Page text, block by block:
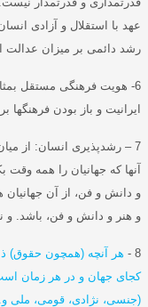
عهد با استقلال و ﺁزادی
رشد دائمی بر میزان عدالت
6- هويت فرهنگى مستقل
ایرانیت و باز بودن فرهنگها
7 – رشدپذیری انسان: از
آنها كه جهانيان را همه وقت
و دانش و فن، از آن جهانيان
و هنر و دانش و فن، باشد
و
8 - هر آنچه (همچون حقوق)
كجاى جهان و در هر زمان
(جنسى، نژادى، قومى، ملى و